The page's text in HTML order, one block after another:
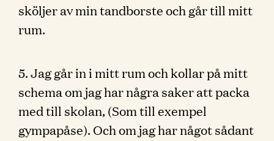
sköljer av min tandborste och går till mitt
rum.
5. Jag går in i mitt rum och kollar på mitt
schema om jag har några saker att packa
med till skolan, (Som till exempel
gympapåse). Och om jag har något sådant